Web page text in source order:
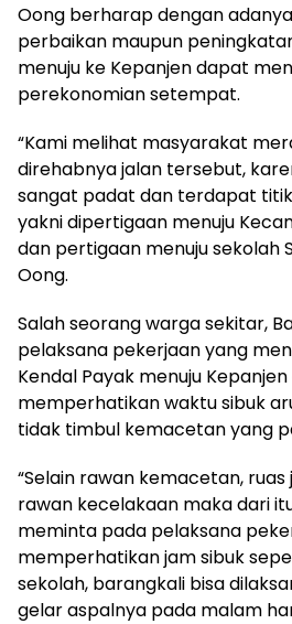
Oong berharap dengan
perbaikan maupun
menuju ke Kepanjen dapat
perekonomian setempat.
“Kami melihat masyarakat
direhabnya jalan tersebut,
sangat padat dan terdapat
yakni dipertigaan menuju
dan pertigaan menuju sekolah
Oong.
Salah seorang warga sekitar,
pelaksana pekerjaan yang
Kendal Payak menuju
memperhatikan waktu sibuk
tidak timbul kemacetan yang
“Selain rawan kemacetan,
rawan kecelakaan maka dari
meminta pada pelaksana
memperhatikan jam sibuk
sekolah, barangkali bisa
gelar aspalnya pada malam